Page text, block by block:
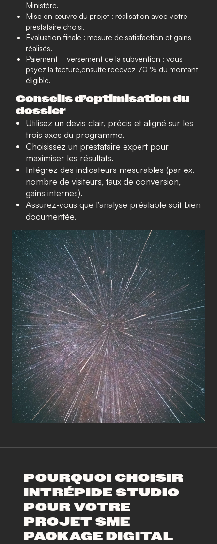
Ministère.
Mise en œuvre du projet : réalisation avec votre
prestataire choisi.
Évaluation finale : mesure de satisfaction et gains
réalisés.
Paiement + versement de la subvention : vous
payez la facture,ensuite recevez 70 % du montant
éligible.
Conseils d’optimisation du
dossier
Utilisez un devis clair, précis et aligné sur les
trois axes du programme.
Choisissez un prestataire expert pour
maximiser les résultats.
Intégrez des indicateurs mesurables (par ex.
nombre de visiteurs, taux de conversion,
gains internes).
Assurez-vous que l’analyse préalable soit bien
documentée.
POURQUOI CHOISIR
INTRÉPIDE STUDIO
POUR VOTRE
PROJET SME
PACKAGE DIGITAL